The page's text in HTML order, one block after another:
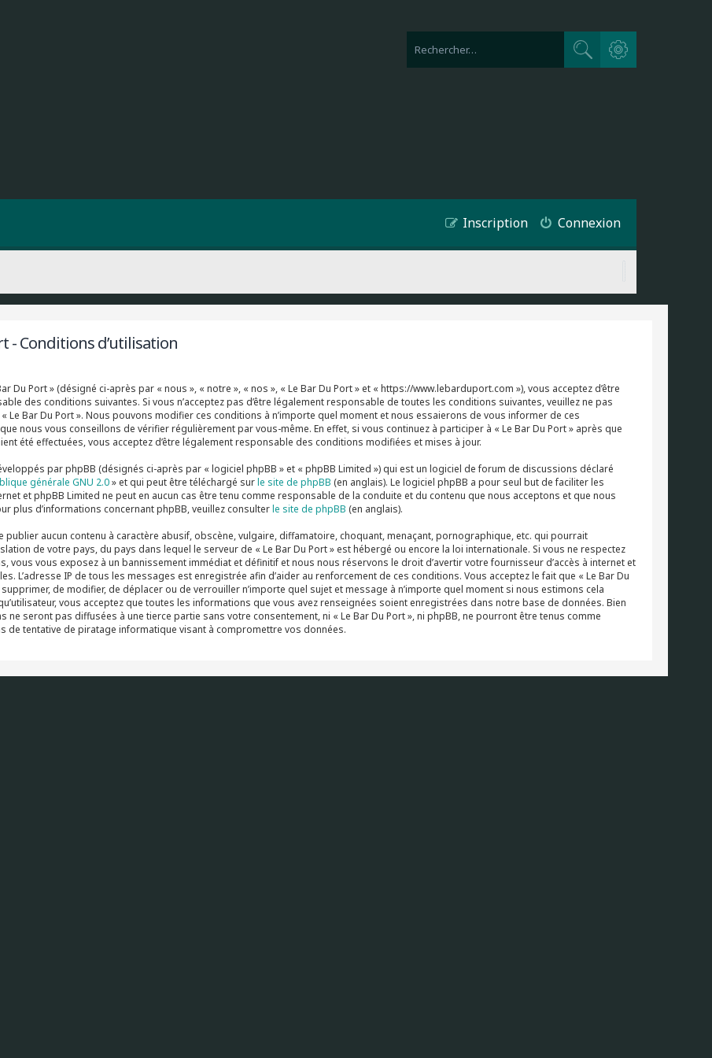
Rechercher
Recherche avancée
Connexion
Inscription
- Conditions d’utilisation
Du Port » (désigné ci-après par « nous », « notre », « nos », « Le Bar Du Port » et « https://www.lebarduport.com »), vous acceptez d’être
des conditions suivantes. Si vous n’acceptez pas d’être légalement responsable de toutes les conditions suivantes, veuillez ne pas
Le Bar Du Port ». Nous pouvons modifier ces conditions à n’importe quel moment et nous essaierons de vous informer de ces
nous vous conseillons de vérifier régulièrement par vous-même. En effet, si vous continuez à participer à « Le Bar Du Port » après que
été effectuées, vous acceptez d’être légalement responsable des conditions modifiées et mises à jour.
par phpBB (désignés ci-après par « logiciel phpBB » et « phpBB Limited ») qui est un logiciel de forum de discussions déclaré
générale GNU 2.0» et qui peut être téléchargé surle site de phpBB (en anglais). Le logiciel phpBB a pour seul but de faciliter les
et phpBB Limited ne peut en aucun cas être tenu comme responsable de la conduite et du contenu que nous acceptons et que nous
plus d’informations concernant phpBB, veuillez consulterle site de phpBB (en anglais).
publier aucun contenu à caractère abusif, obscène, vulgaire, diffamatoire, choquant, menaçant, pornographique, etc. qui pourrait
de votre pays, du pays dans lequel le serveur de « Le Bar Du Port » est hébergé ou encore la loi internationale. Si vous ne respectez
vous vous exposez à un bannissement immédiat et définitif et nous nous réservons le droit d’avertir votre fournisseur d’accès à internet et
L’adresse IP de tous les messages est enregistrée afin d’aider au renforcement de ces conditions. Vous acceptez le fait que « Le Bar Du
de modifier, de déplacer ou de verrouiller n’importe quel sujet et message à n’importe quel moment si nous estimons cela
vous acceptez que toutes les informations que vous avez renseignées soient enregistrées dans notre base de données. Bien
ne seront pas diffusées à une tierce partie sans votre consentement, ni « Le Bar Du Port », ni phpBB, ne pourront être tenus comme
de tentative de piratage informatique visant à compromettre vos données.